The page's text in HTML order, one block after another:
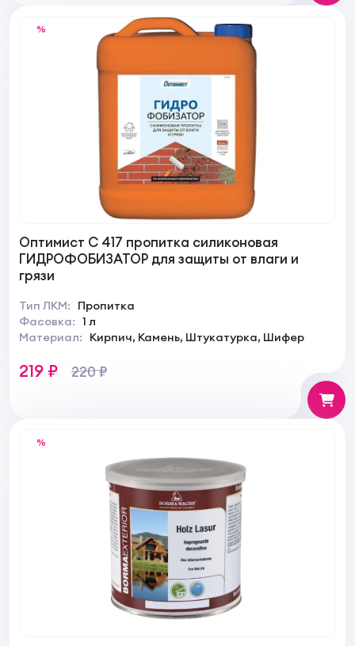
%
Оптимист C 417 пропитка силиконовая
ГИДРОФОБИЗАТОР для защиты от влаги и
грязи
Тип ЛКМ:
Пропитка
Фасовка: 1 л
Материал:
Кирпич, Камень, Штукатурка, Шифер
219 ₽ 220 ₽
%